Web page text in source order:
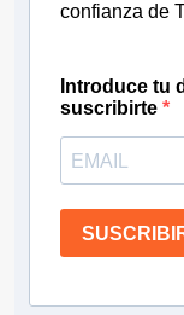
confianza de
Introduce tu
suscribirte